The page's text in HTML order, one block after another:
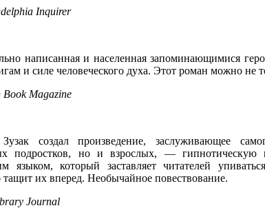
Inquirer
написанная и населенная запоминающимися
и силе человеческого духа. Этот роман можно не
Book Magazine
создал произведение, заслуживающее
подростков, но и взрослых, — гипнотическую
языком, который заставляет читателей
их вперед. Необычайное повествование.
Journal